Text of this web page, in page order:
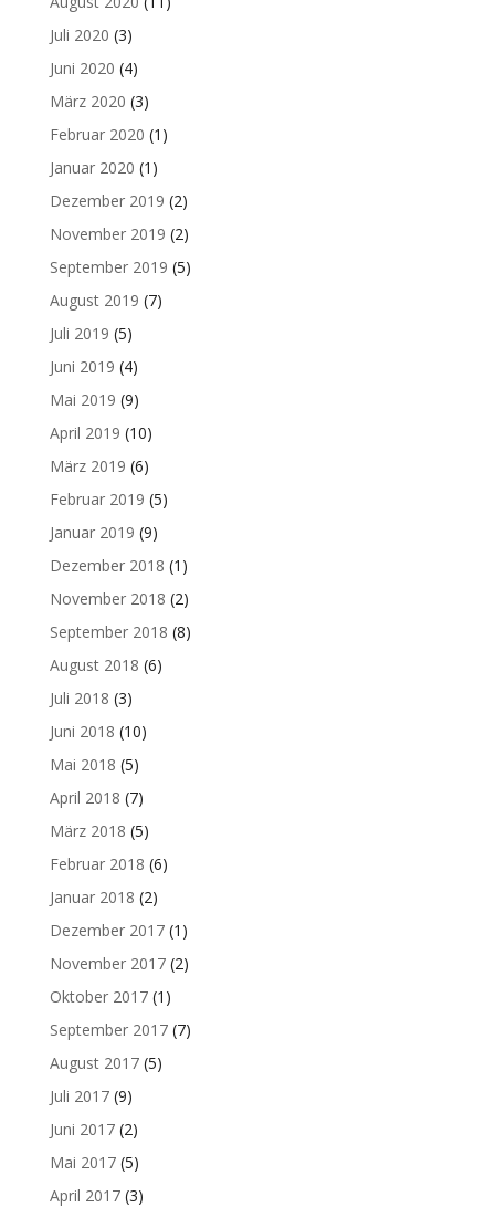
Juli 2020 (3)
Juni 2020 (4)
März 2020 (3)
Februar 2020 (1)
Januar 2020 (1)
Dezember 2019 (2)
November 2019 (2)
September 2019 (5)
August 2019 (7)
Juli 2019 (5)
Juni 2019 (4)
Mai 2019 (9)
April 2019 (10)
März 2019 (6)
Februar 2019 (5)
Januar 2019 (9)
Dezember 2018 (1)
November 2018 (2)
September 2018 (8)
August 2018 (6)
Juli 2018 (3)
Juni 2018 (10)
Mai 2018 (5)
April 2018 (7)
März 2018 (5)
Februar 2018 (6)
Januar 2018 (2)
Dezember 2017(1)
November 2017(2)
Oktober 2017(1)
September 2017(7)
August 2017(5)
Juli 2017(9)
Juni 2017(2)
Mai 2017(5)
April 2017(3)